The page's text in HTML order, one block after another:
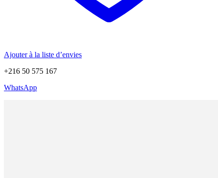
Ajouter à la liste d’envies
+216 50 575 167
WhatsApp